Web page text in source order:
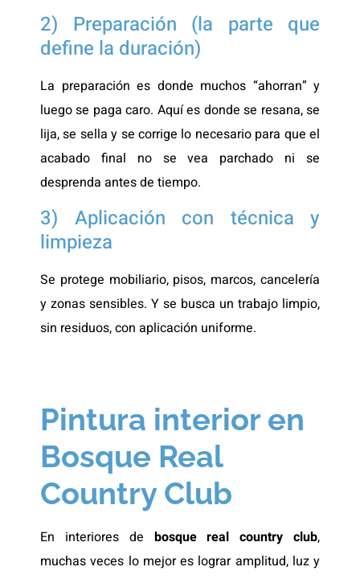
2) Preparación (la parte que
define la duración)
La preparación es donde muchos “ahorran” y
luego se paga caro. Aquí es donde se resana, se
lija, se sella y se corrige lo necesario para que el
acabado final no se vea parchado ni se
desprenda antes de tiempo.
3) Aplicación con técnica y
limpieza
Se protege mobiliario, pisos, marcos, cancelería
y zonas sensibles. Y se busca un trabajo limpio,
sin residuos, con aplicación uniforme.
Pintura interior en
Bosque Real
Country Club
En interiores de bosque real country club,
muchas veces lo mejor es lograr amplitud, luz y